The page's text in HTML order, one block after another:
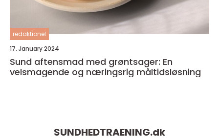
redaktionel
17. January 2024
Sund aftensmad med grøntsager: En
velsmagende og næringsrig måltidsløsning
SUNDHEDTRAENING.dk